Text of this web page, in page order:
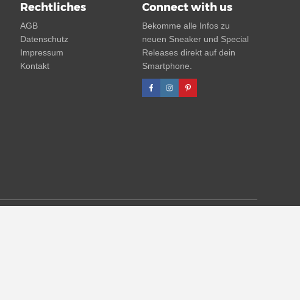
Rechtliches
AGB
Datenschutz
Impressum
Kontakt
Connect with us
Bekomme alle Infos zu
neuen Sneaker und Special
Releases direkt auf dein
Smartphone.